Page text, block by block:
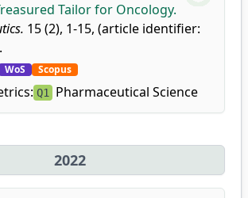
Tailor for Oncology.
15 (2), 1-15, (article identifier:
WoS Scopus
Q1 Pharmaceutical Science
2022